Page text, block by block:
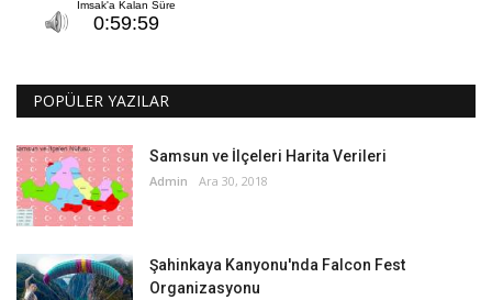
POPÜLER YAZILAR
Samsun ve İlçeleri Harita Verileri
Admin Ara 30, 2018
Şahinkaya Kanyonu'nda Falcon Fest
Organizasyonu